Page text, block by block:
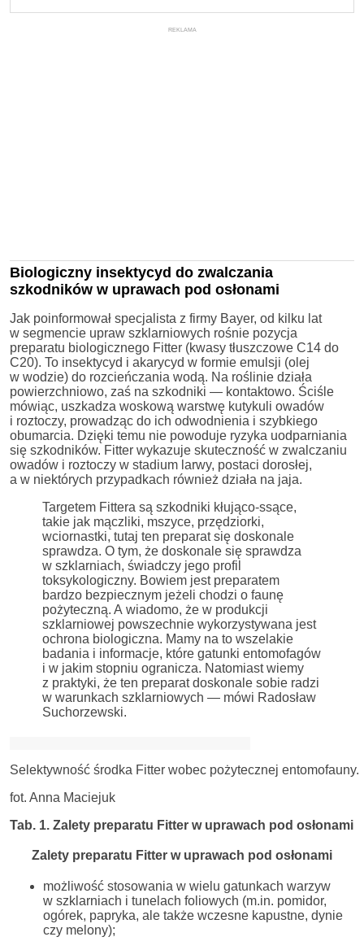
REKLAMA
Biologiczny insektycyd do zwalczania
szkodników w uprawach pod osłonami
Jak poinformował specjalista z firmy Bayer, od kilku lat
w segmencie upraw szklarniowych rośnie pozycja
preparatu biologicznego Fitter (kwasy tłuszczowe C14 do
C20). To insektycyd i akarycyd w formie emulsji (olej
w wodzie) do rozcieńczania wodą. Na roślinie działa
powierzchniowo, zaś na szkodniki — kontaktowo. Ściśle
mówiąc, uszkadza woskową warstwę kutykuli owadów
i roztoczy, prowadząc do ich odwodnienia i szybkiego
obumarcia. Dzięki temu nie powoduje ryzyka uodparniania
się szkodników. Fitter wykazuje skuteczność w zwalczaniu
owadów i roztoczy w stadium larwy, postaci dorosłej,
a w niektórych przypadkach również działa na jaja.
Targetem Fittera są szkodniki kłująco-ssące,
takie jak mączliki, mszyce, przędziorki,
wciornastki, tutaj ten preparat się doskonale
sprawdza. O tym, że doskonale się sprawdza
w szklarniach, świadczy jego profil
toksykologiczny. Bowiem jest preparatem
bardzo bezpiecznym jeżeli chodzi o faunę
pożyteczną. A wiadomo, że w produkcji
szklarniowej powszechnie wykorzystywana jest
ochrona biologiczna. Mamy na to wszelakie
badania i informacje, które gatunki entomofagów
i w jakim stopniu ogranicza. Natomiast wiemy
z praktyki, że ten preparat doskonale sobie radzi
w warunkach szklarniowych — mówi Radosław
Suchorzewski.
Selektywność środka Fitter wobec pożytecznej entomofauny.
fot. Anna Maciejuk
Tab. 1. Zalety preparatu Fitter w uprawach pod osłonami
Zalety preparatu Fitter w uprawach pod osłonami
możliwość stosowania w wielu gatunkach warzyw
w szklarniach i tunelach foliowych (m.in. pomidor,
ogórek, papryka, ale także wczesne kapustne, dynie
czy melony);